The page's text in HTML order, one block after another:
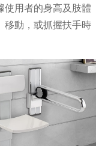
用者的身高及肢體
移動，或抓握扶手時